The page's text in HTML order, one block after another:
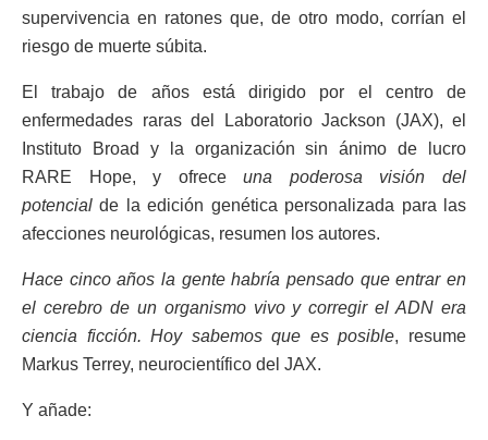
supervivencia en ratones que, de otro modo, corrían el
riesgo de muerte súbita.
El trabajo de años está dirigido por el centro de
enfermedades raras del Laboratorio Jackson (JAX), el
Instituto Broad y la organización sin ánimo de lucro
RARE Hope, y ofreceuna poderosa visión del
potencial de la edición genética personalizada para las
afecciones neurológicas, resumen los autores.
Hace cinco años la gente habría pensado que entrar en
el cerebro de un organismo vivo y corregir el ADN era
ciencia ficción. Hoy sabemos que es posible, resume
Markus Terrey, neurocientífico del JAX.
Y añade: